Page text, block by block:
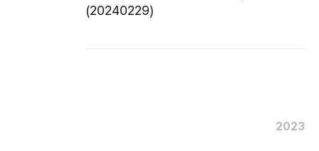
(20240229)
2023